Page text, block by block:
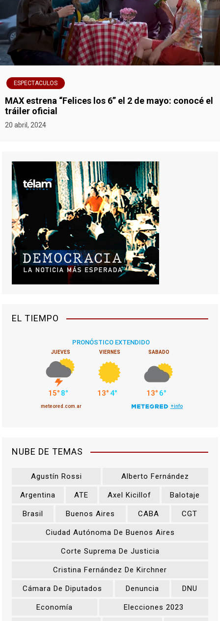
ESPECTACULOS
MAX estrena “Felices los 6” el 2 de mayo: conocé el
tráiler oficial
20 abril, 2024
EL TIEMPO
NUBE DE TEMAS
Agustín Rossi Alberto Fernández
Argentina ATE Axel Kicillof Balotaje
Brasil Buenos Aires CABA CGT
Ciudad Autónoma De Buenos Aires
Corte Suprema De Justicia
Cristina Fernández De Kirchner
Cámara De Diputados Denuncia DNU
Economía Elecciones 2023